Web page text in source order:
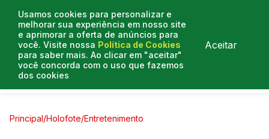
Usamos cookies para personalizar e
melhorar sua experiência em nosso site
e aprimorar a oferta de anúncios para
você. Visite nossa Política de Cookies
para saber mais. Ao clicar em "aceitar"
você concorda com o uso que fazemos
dos cookies
Aceitar
Curtas e Venenosas
Principal/Holofote/Entretenimento